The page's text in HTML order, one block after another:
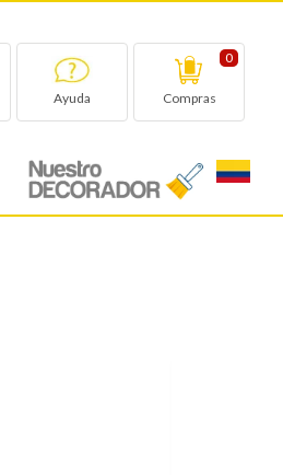
Ayuda
0
Compras